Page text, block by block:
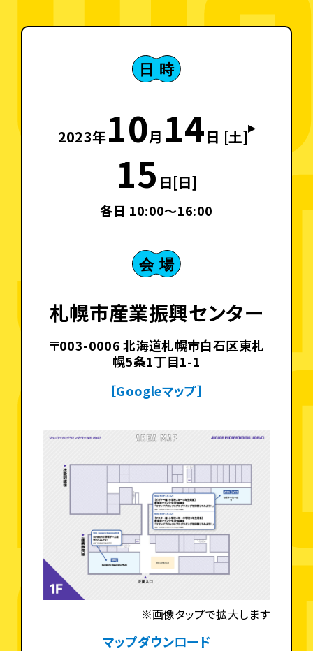
2023年10月 14日 [土]▸
15 日[日]
各日 10:00〜16:00
札幌市産業振興センター
〒003-0006 北海道札幌市白石区東札
幌5条1丁目1-1
［Googleマップ］
※画像タップで拡大します
マップダウンロード